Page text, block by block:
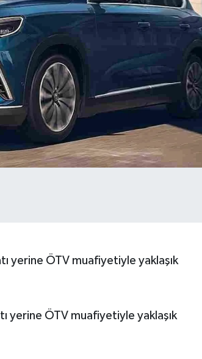
yerine ÖTV muafiyetiyle yaklaşık
ÖTV muafiyetiyle yaklaşık